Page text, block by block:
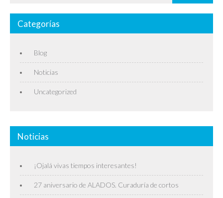
Categorías
Blog
Noticias
Uncategorized
Noticias
¡Ojalá vivas tiempos interesantes!
27 aniversario de ALADOS. Curaduría de cortos